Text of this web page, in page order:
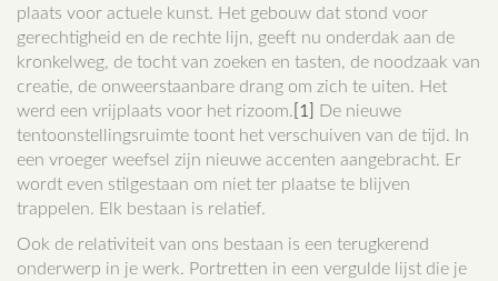
plaats voor actuele kunst. Het gebouw dat stond voor
gerechtigheid en de rechte lijn, geeft nu onderdak aan de
kronkelweg, de tocht van zoeken en tasten, de noodzaak van
creatie, de onweerstaanbare drang om zich te uiten. Het
werd een vrijplaats voor het rizoom. [1]
De nieuwe
tentoonstellingsruimte toont het verschuiven van de tijd. In
een vroeger weefsel zijn nieuwe accenten aangebracht. Er
wordt even stilgestaan om niet ter plaatse te blijven
trappelen. Elk bestaan is relatief.
Ook de relativiteit van ons bestaan is een terugkerend
onderwerp in je werk. Portretten in een vergulde lijst die je